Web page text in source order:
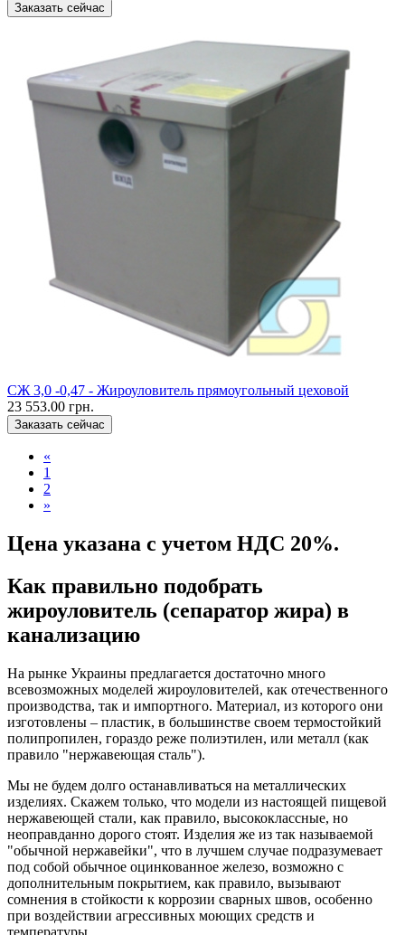
Заказать сейчас
CЖ 3,0 -0,47 - Жироуловитель прямоугольный цеховой
23 553.00 грн.
Заказать сейчас
«
1
2
»
Цена указана с учетом НДС 20%.
Как правильно подобрать
жироуловитель (сепаратор жира) в
канализацию
На рынке Украины предлагается достаточно много
всевозможных моделей жироуловителей, как отечественного
производства, так и импортного. Материал, из которого они
изготовлены – пластик, в большинстве своем термостойкий
полипропилен, гораздо реже полиэтилен, или металл (как
правило "нержавеющая сталь").
Мы не будем долго останавливаться на металлических
изделиях. Скажем только, что модели из настоящей пищевой
нержавеющей стали, как правило, высококлассные, но
неоправданно дорого стоят. Изделия же из так называемой
"обычной нержавейки", что в лучшем случае подразумевает
под собой обычное оцинкованное железо, возможно с
дополнительным покрытием, как правило, вызывают
сомнения в стойкости к коррозии сварных швов, особенно
при воздействии агрессивных моющих средств и